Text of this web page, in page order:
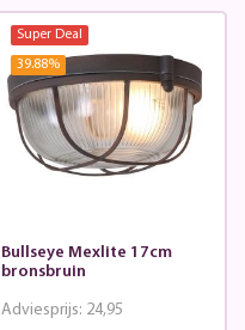
Super Deal
39.88%
Bullseye Mexlite 17cm
bronsbruin
Adviesprijs: 24,95